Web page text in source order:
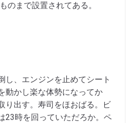
のまで設置されてある。
し、エンジンを止めてシート
動かし楽な体勢になってか
り出す。寿司をほおばる。ビ
23時を回っていただろか。ペ